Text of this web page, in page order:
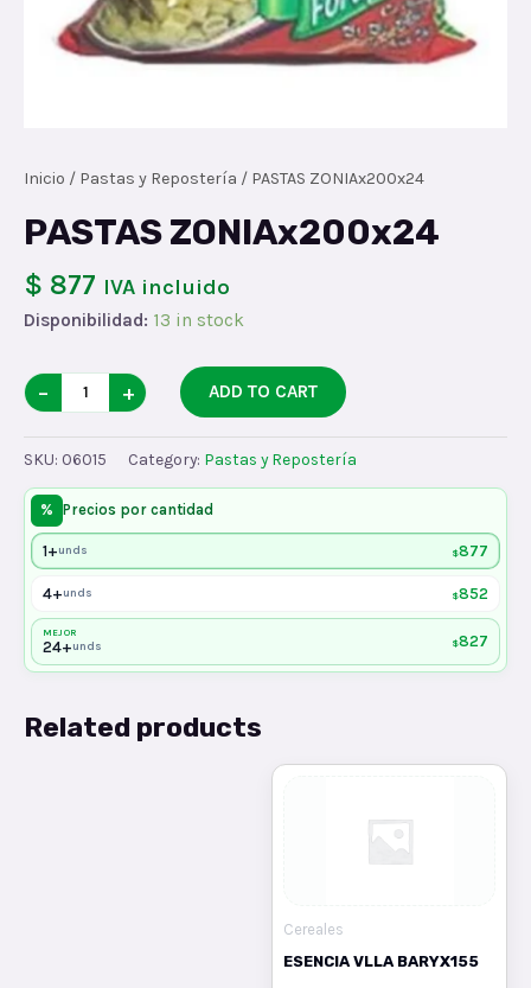
Inicio / Pastas y Repostería / PASTAS ZONIAx200x24
PASTAS ZONIAx200x24
$ 877 IVA incluido
Disponibilidad: 13 in stock
PASTAS
ZONIAx200x24
quantity
− + ADD TO CART
SKU: 06015 Category: Pastas y Repostería
% Precios por cantidad
1+unds $877
4+unds $852
MEJOR
24+unds $827
Related products
Cereales
ESENCIA VLLA BARYX155